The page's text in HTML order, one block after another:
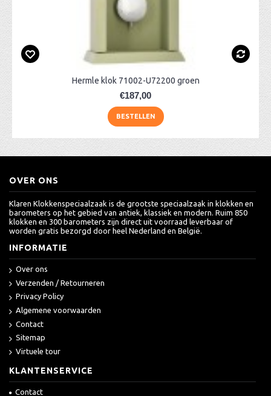
Hermle klok 71002-U72200 groen
€187,00
BESTELLEN
OVER ONS
Klaren Klokkenspeciaalzaak is de grootste speciaalzaak in klokken en
barometers op het gebied van antiek, klassiek en modern. Ruim 850
klokken en 300 barometers zijn direct uit voorraad leverbaar of
worden gratis bezorgd door heel Nederland en België.
INFORMATIE
Over ons
Verzenden / Retourneren
Privacy Policy
Algemene voorwaarden
Contact
Sitemap
Virtuele tour
KLANTENSERVICE
Contact